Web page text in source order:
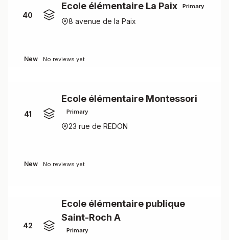
40
Ecole élémentaire La Paix Primary
8 avenue de la Paix
New No reviews yet
41
Ecole élémentaire Montessori
Primary
23 rue de REDON
New No reviews yet
42
Ecole élémentaire publique
Saint-Roch A
Primary